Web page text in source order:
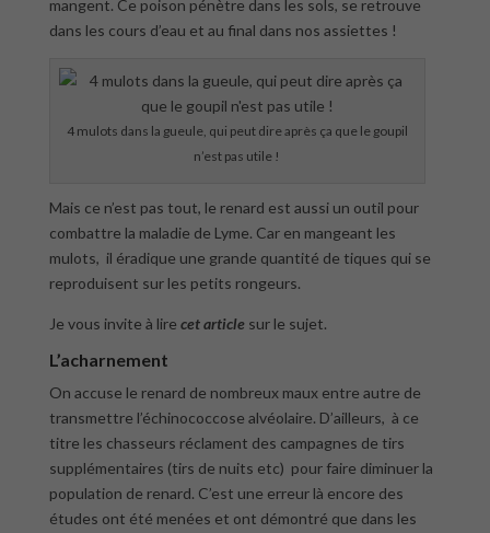
mangent. Ce poison pénètre dans les sols, se retrouve
dans les cours d’eau et au final dans nos assiettes !
4 mulots dans la gueule, qui peut dire après ça que le goupil
n’est pas utile !
Mais ce n’est pas tout, le renard est aussi un outil pour
combattre la maladie de Lyme. Car en mangeant les
mulots, il éradique une grande quantité de tiques qui se
reproduisent sur les petits rongeurs.
Je vous invite à lire cet articlesur le sujet.
L’acharnement
On accuse le renard de nombreux maux entre autre de
transmettre l’échinococcose alvéolaire. D’ailleurs, à ce
titre les chasseurs réclament des campagnes de tirs
supplémentaires (tirs de nuits etc) pour faire diminuer la
population de renard. C’est une erreur là encore des
études ont été menées et ont démontré que dans les